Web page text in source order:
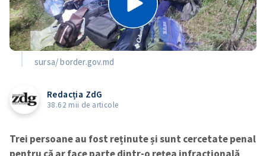
sursa/ border.gov.md
Redacția ZdG
38.62 mii de articole
Trei persoane au fost reținute și sunt cercetate penal